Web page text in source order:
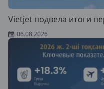
Vietjet подвела итоги
06.08.2026